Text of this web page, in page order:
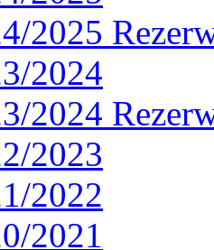
2025
2024
2024
2023
2022
2021